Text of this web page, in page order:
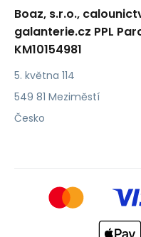
Boaz, s.r.o.,
galanterie.cz PPL
KM10154981
5. května 114
549 81 Meziměstí
Česko